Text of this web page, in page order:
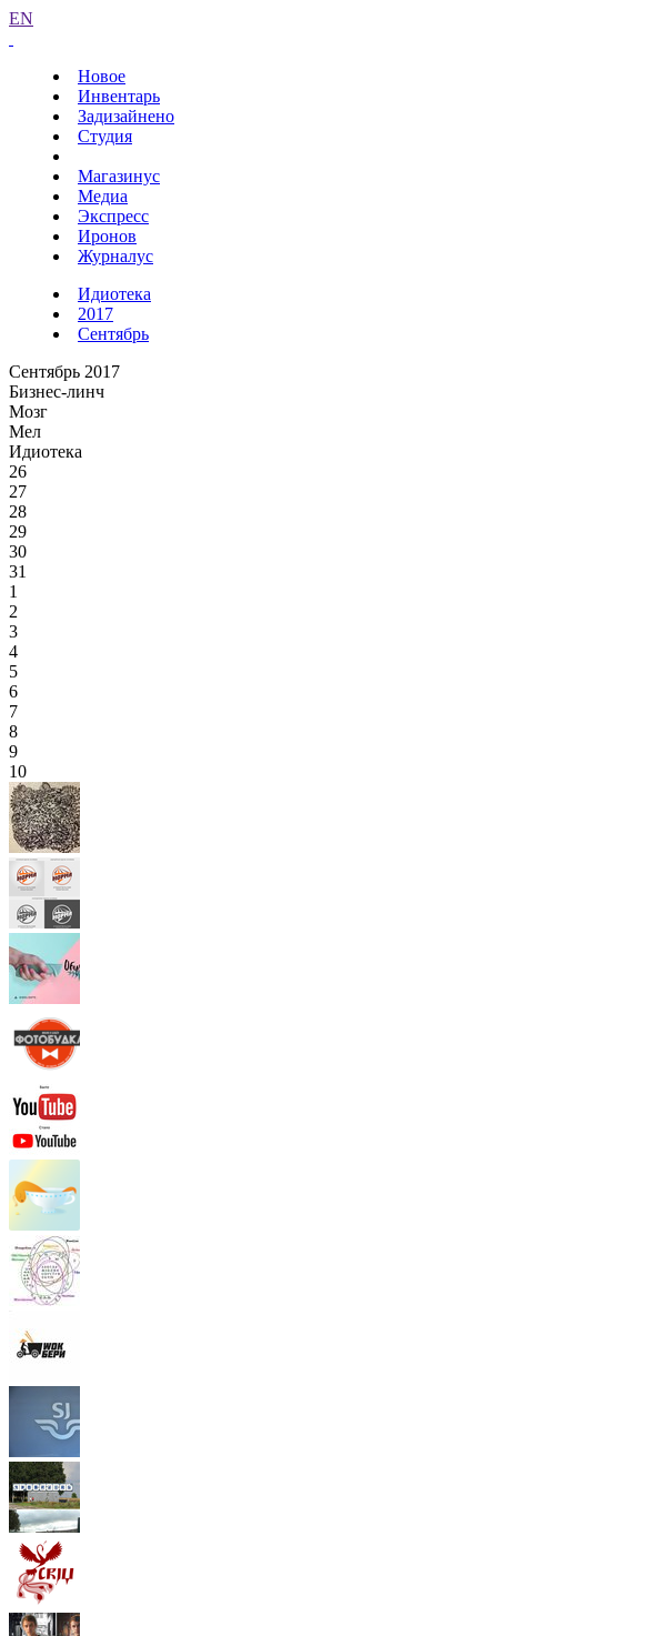
EN
Новое
Инвентарь
Задизайнено
Студия
Магазинус
Медиа
Экспресс
Иронов
Журналус
Идиотека
2017
Сентябрь
Сентябрь 2017
Бизнес-линч
Мозг
Мел
Идиотека
26
27
28
29
30
31
1
2
3
4
5
6
7
8
9
10